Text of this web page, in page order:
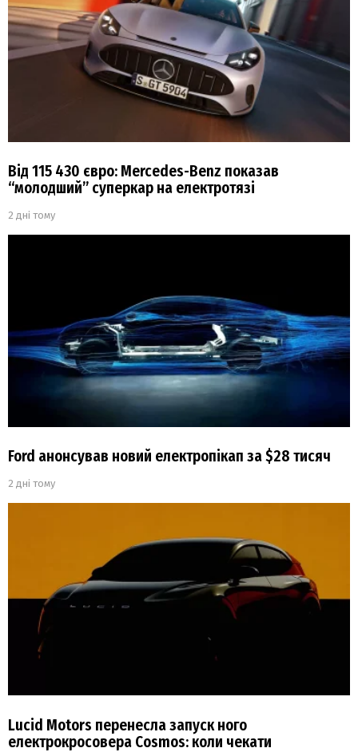
Від 115 430 євро: Mercedes-Benz показав
“молодший” суперкар на електротязі
2 дні тому
Ford анонсував новий електропікап за $28 тисяч
2 дні тому
Lucid Motors перенесла запуск ного
електрокросовера Cosmos: коли чекати